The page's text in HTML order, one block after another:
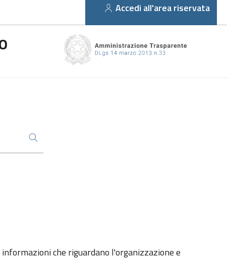
Accedi all'area riservata
che riguardano l'organizzazione e